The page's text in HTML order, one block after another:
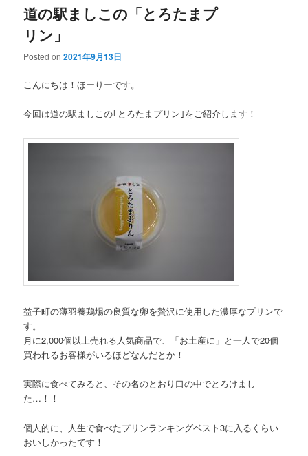
道の駅ましこの「とろたまプ
リン」
Posted on2021年9月13日
こんにちは！ほーりーです。
今回は道の駅ましこの｢とろたまプリン｣をご紹介します！
益子町の薄羽養鶏場の良質な卵を贅沢に使用した濃厚なプリンで
す。
月に2,000個以上売れる人気商品で、「お土産に」と一人で20個
買われるお客様がいるほどなんだとか！
実際に食べてみると、その名のとおり口の中でとろけまし
た…！！
個人的に、人生で食べたプリンランキングベスト3に入るくらい
おいしかったです！